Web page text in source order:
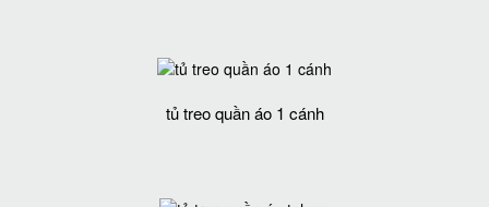
tủ treo quần áo 1 cánh